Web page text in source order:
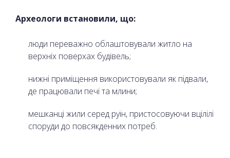
Археологи встановили, що:
люди переважно облаштовували житло на
верхніх поверхах будівель;
нижні приміщення використовували як підвали,
де працювали печі та млини;
мешканці жили серед руїн, пристосовуючи вцілілі
споруди до повсякденних потреб.